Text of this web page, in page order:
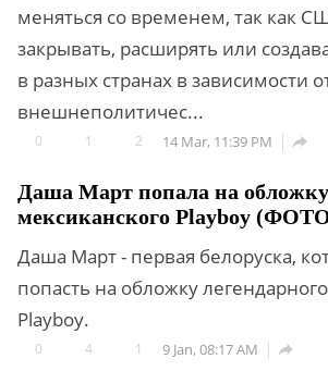
меняться со временем, так как
закрывать, расширять или
в разных странах в зависимости
внешнеполитичес...
0 1 2 14 Mar, 11:39 PM 
Даша Март попала на обложку
мексиканского Playboy
Даша Март - первая белоруска,
попасть на обложку
Playboy.
0 4 1 9 Jan, 08:17 AM 